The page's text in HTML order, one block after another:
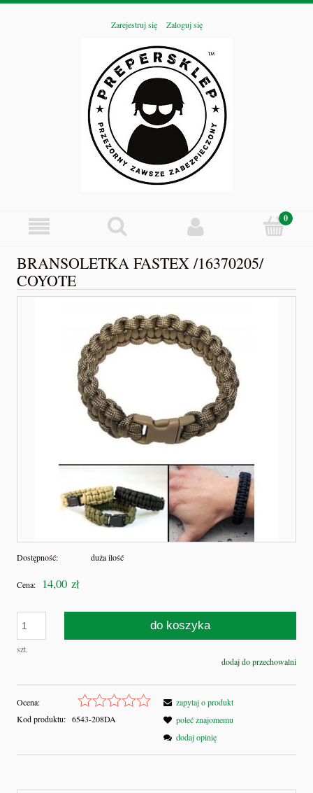
Zarejestruj się Zaloguj się
BRANSOLETKA FASTEX /16370205/
COYOTE
Dostępność: duża ilość
Cena: 14,00 zł
szt.
do koszyka
dodaj do przechowalni
Ocena:
Kod produktu: 6543-208DA
zapytaj o produkt
poleć znajomemu
dodaj opinię